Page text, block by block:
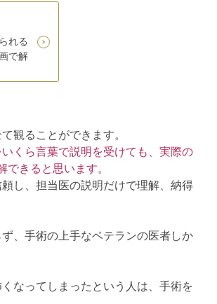
れる
で解
観ることができます。
くら言葉で説明を受けても、実際の
きると思います。
し、担当医の説明だけで理解、納得
、手術の上手なベテランの医者しか
なってしまったという人は、手術を